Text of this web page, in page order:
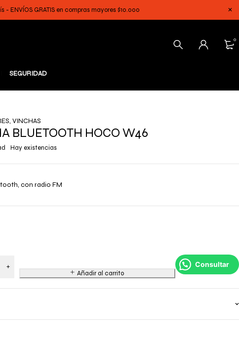
ENVÍOS GRATIS en compras mayores $10.000
0
SEGURIDAD
,VINCHAS
BLUETOOTH HOCO W46
Hay existencias
con radio FM
Añadir al carrito
Consultar